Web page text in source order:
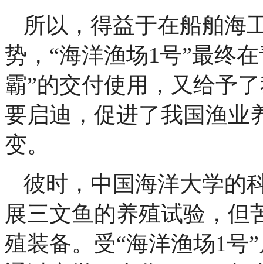
所以，得益于在船舶海
势，“海洋渔场1号”最终
霸”的交付使用，又给予
要启迪，促进了我国渔业
变。
彼时，中国海洋大学的
展三文鱼的养殖试验，但
殖装备。受“海洋渔场1号